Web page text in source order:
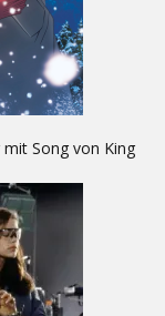
Song von King